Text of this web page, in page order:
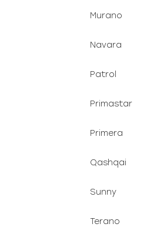
Murano
Navara
Patrol
Primastar
Primera
Qashqai
Sunny
Terano